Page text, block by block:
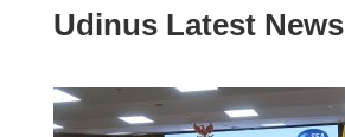
Udinus Latest News